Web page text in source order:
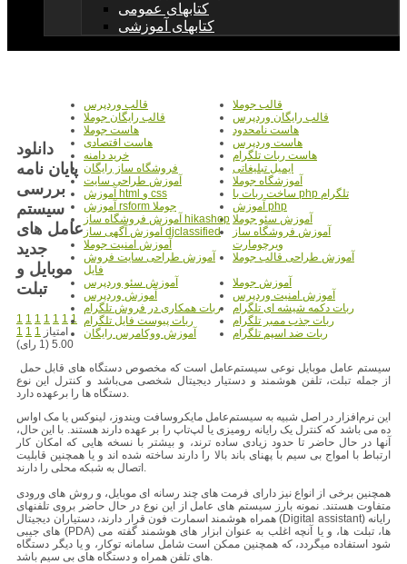
کتابهای عمومی
کتابهای آموزشی
قالب جوملا
قالب وردپرس
قالب رایگان وردپرس
قالب رایگان جوملا
هاست نامحدود
هاست جوملا
هاست وردپرس
هاست اقتصادی
هاست ربات تلگرام
خرید دامنه
ایمیل تبلیغاتی
فروشگاه ساز رایگان
آموزشگاه جوملا
آموزش طراحی سایت
ساخت ربات با php تلگرام
آموزش html و css
آموزش php
آموزش rsform جوملا
آموزش سئو جوملا آموزش فروشگاه ساز hikashop
آموزش فروشگاه ساز
ویرچومارت
آموزش آگهی ساز djclassified
آموزش امنیت جوملا
آموزش طراحی قالب جوملا
آموزش طراحی سایت فروش
فایل
آموزش جوملا
آموزش سئو وردپرس
آموزش امنیت وردپرس
آموزش وردپرس
ربات دکمه شیشه ای تلگرام
ربات همکاری در فروش تلگرام
ربات جذب ممبر تلگرام
ربات پیوست فایل تلگرام
ربات ضد اسپم تلگرام
آموزش ووکامرس رایگان
دانلود
پایان نامه
بررسی
سیستم
عامل های
جدید
موبایل و
تبلت
1 1 1 1 1 1 1
1 1 1 امتیاز
5.00 (1 رای)
سیستم عامل موبایل نوعی سیستم‌عامل است که مخصوص دستگاه های قابل حمل
از جمله تبلت، تلفن هوشمند و دستیار دیجیتال شخصی می‌باشد و کنترل این نوع
دستگاه ها را برعهده دارد.
این نرم‌افزار در اصل شبیه به سیستم‌عامل مایکروسافت ویندوز، لینوکس یا مک اواس
ده می باشد که کنترل یک رایانه رومیزی یا لپ‌تاپ را بر عهده دارند هستند. با این حال،
آنها در حال حاضر تا حدود زیادی ساده ترند، و بیشتر با نسخه هایی که امکان کار
ارتباط با امواج بی سیم با پهنای باند بالا را دارند ساخته شده اند و یا همچنین قابلیت
اتصال به شبکه محلی را دارند.
همچنین برخی از انواع نیز دارای فرمت های چند رسانه ای موبایل، و روش های ورودی
متفاوت هستند. نمونه بارز سیستم های عامل از این نوع در حال حاضر بروی تلفنهای
همراه هوشمند اسمارت فون قرار دارند، دستیاران دیجیتال (Digital assistant) رایانه
های جیبی (PDA) ها، تبلت ها، و یا آنچه اغلب به عنوان ابزار های هوشمند گفته می
شود استفاده میگردد، که همچنین ممکن است شامل سامانه توکار، و یا دیگر دستگاه
های تلفن همراه و دستگاه های بی سیم باشد.